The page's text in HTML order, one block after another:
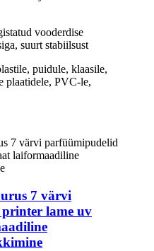
vooderdise
suurt stabiilsust
puidule, klaasile,
plaatidele, PVC-le,
7 värvi
lame uv